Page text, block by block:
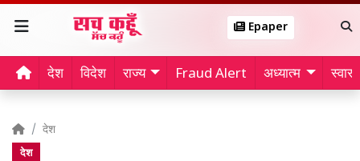
Epaper
देश विदेश राज्य Fraud Alert अध्यात्म
देश
देश